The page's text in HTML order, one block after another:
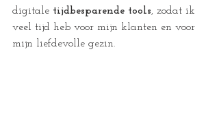
digitale tijdbesparende tools, zodat ik
veel tijd heb voor mijn klanten en voor
mijn liefdevolle gezin.